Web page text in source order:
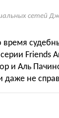
сетей
Friends
и Аль
не